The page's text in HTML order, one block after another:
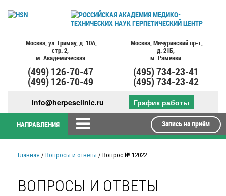
Москва, ул. Гримау, д. 10А,
стр. 2,
м. Академическая
(499)126-70-47
(499)126-70-49
Москва, Мичуринский пр-т,
д. 21Б,
м. Раменки
(495)734-23-41
(495)734-23-42
info@herpesclinic.ru График работы
НАПРАВЛЕНИЯ Запись на приём
Главная / Вопросы и ответы / Вопрос № 12022
ВОПРОСЫ И ОТВЕТЫ